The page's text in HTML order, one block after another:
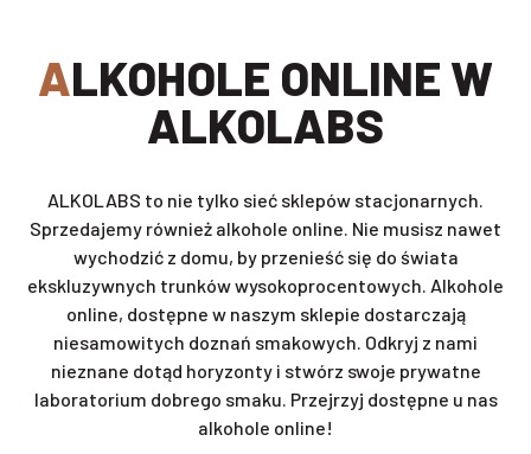
ALKOHOLE ONLINE W
ALKOLABS
ALKOLABS to nie tylko sieć sklepów stacjonarnych.
Sprzedajemy również alkohole online. Nie musisz nawet
wychodzić z domu, by przenieść się do świata
ekskluzywnych trunków wysokoprocentowych. Alkohole
online, dostępne w naszym sklepie dostarczają
niesamowitych doznań smakowych. Odkryj z nami
nieznane dotąd horyzonty i stwórz swoje prywatne
laboratorium dobrego smaku. Przejrzyj dostępne u nas
alkohole online!